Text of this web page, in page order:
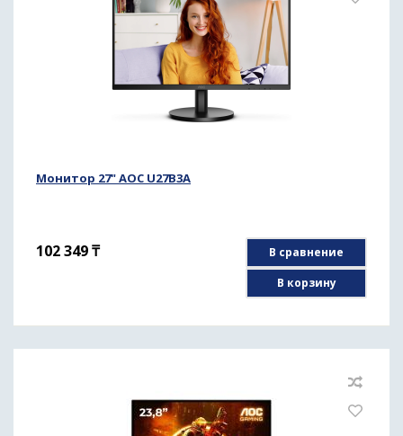
Монитор 27" AOC U27B3A
102 349₸
В сравнение
В корзину